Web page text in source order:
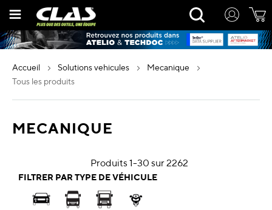
contenu
Rechercher
accueil solutions vehicules
mecanique
tous les produits
MECANIQUE
Produits 1-30 sur2262
FILTRER PAR TYPE DE VÉHICULE